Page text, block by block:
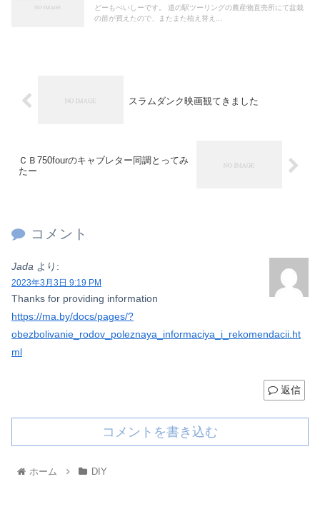
どーもぺいしーです。 道の駅ツーリングの農産物直売所にて盆栽
の苗が買えたので、またまた植え替え...
スラムダンク映画観てきました
ＣＢ750fourのキャブレター同調とってみ
たー
コメント
Jada より:
2023年3月3日 9:19 PM
Thanks for providing information
https://ma.by/docs/pages/?
obezbolivanie_rodov_poleznaya_informaciya_i_rekomendacii.ht
ml
返信
コメントを書き込む
ホーム DIY